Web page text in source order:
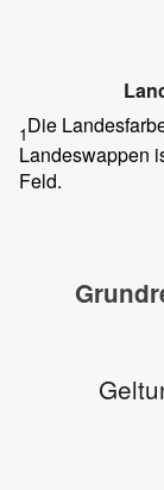
1Die
Landeswappen
Feld.